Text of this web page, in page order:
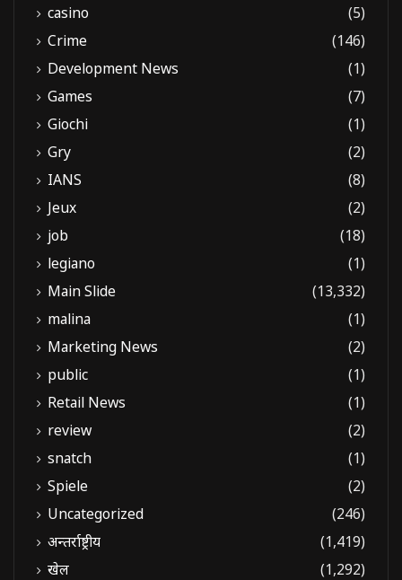
casino
(5)
Crime
(146)
Development News
(1)
Games
(7)
Giochi
(1)
Gry
(2)
IANS
(8)
Jeux
(2)
job
(18)
legiano
(1)
Main Slide
(13,332)
malina
(1)
Marketing News
(2)
public
(1)
Retail News
(1)
review
(2)
snatch
(1)
Spiele
(2)
Uncategorized
(246)
अन्तर्राष्ट्रीय
(1,419)
खेल
(1,292)